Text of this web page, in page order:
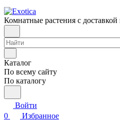
Комнатные растения с
Каталог
По всему сайту
По каталогу
Войти
0
Избранное